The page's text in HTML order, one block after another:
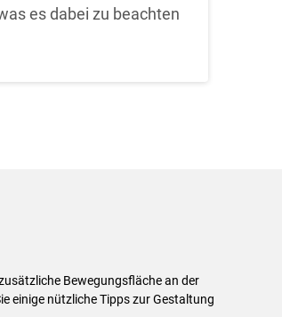
es dabei zu beachten
Bewegungsfläche an der
einige nützliche Tipps zur Gestaltung